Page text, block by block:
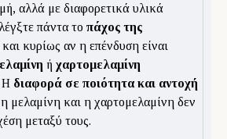
αλλά με διαφορετικά υλικά
πάντα το πάχος της
και κυρίως αν η επένδυση είναι
ή χαρτομελαμίνη
Η διαφορά σε ποιότητα και αντοχή
μελαμίνη και η χαρτομελαμίνη δεν
μεταξύ τους.